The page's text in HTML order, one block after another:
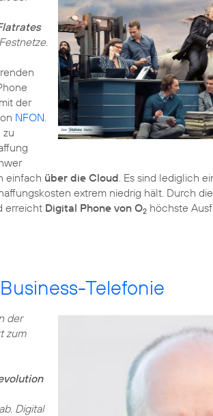
mit der
NFON.
zu
einfach über die Cloud. Es sind lediglich
extrem niedrig hält. Durch
erreicht Digital Phone von O2 höchste
Telefonie
der
zum
Digital